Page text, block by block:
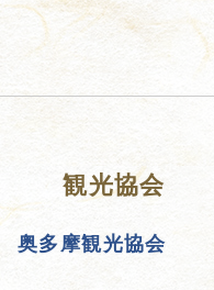
観光協会
奥多摩観光協会